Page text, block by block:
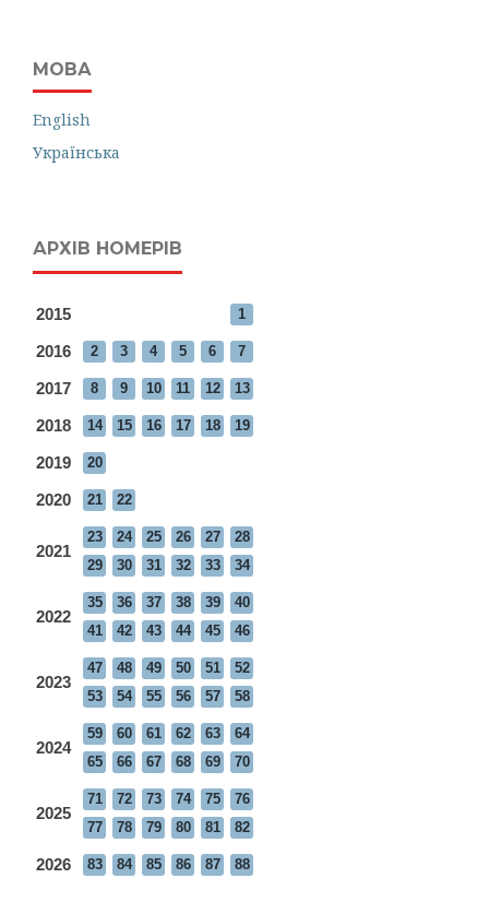
МОВА
English
Українська
АРХІВ НОМЕРІВ
2015 1
2016 2 3 4 5 6 7
2017 8 9 10 11 12 13
2018 14 15 16 17 18 19
2019 20
2020 21 22
2021
23 24 25 26 27
28
29
30 31 32 33 34
2022
35 36 37 38 39
40
41
42 43 44 45 46
2023
47 48 49 50 51
52
53
54 55 56 57 58
2024
59 60 61 62 63
64
65
66 67 68 69 70
2025
71 72 73 74 75
76
77
78 79 80 81 82
2026 83 84 85 86 87 88